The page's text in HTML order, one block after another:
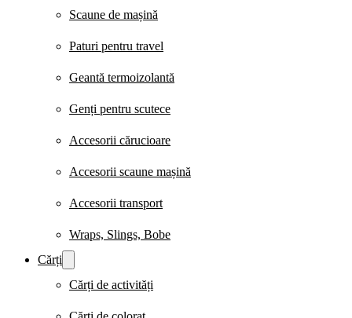
Scaune de mașină
Paturi pentru travel
Geantă termoizolantă
Genți pentru scutece
Accesorii cărucioare
Accesorii scaune mașină
Accesorii transport
Wraps, Slings, Bobe
Cărți
Cărți de activități